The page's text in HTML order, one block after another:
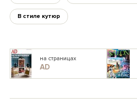
В стиле кутюр
на страницах
AD